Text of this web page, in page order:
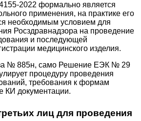
2022 формально является
применения, на практике его
необходимым условием для
Росздравнадзора на проведение
и последующей
медицинского изделия.
№ 885н, само Решение ЕЭК № 29
процедуру проведения
требования к формам
КИ документации.
лиц для проведения